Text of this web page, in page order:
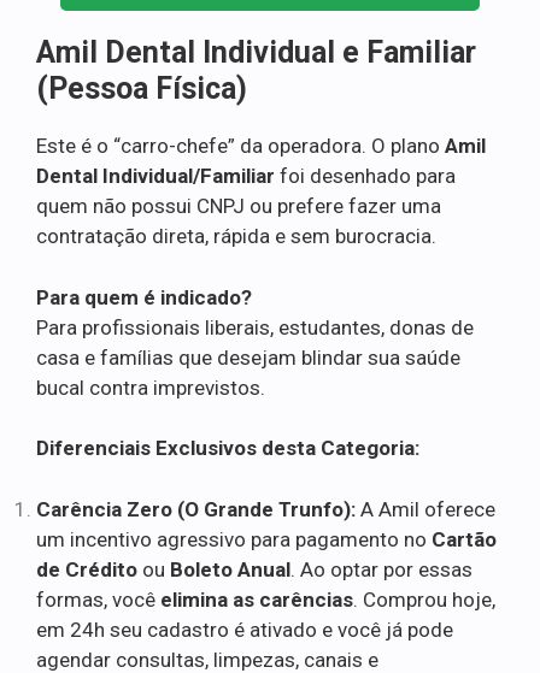
Amil Dental Individual e Familiar
(Pessoa Física)
Este é o “carro-chefe” da operadora. O plano Amil
Dental Individual/Familiar foi desenhado para
quem não possui CNPJ ou prefere fazer uma
contratação direta, rápida e sem burocracia.
Para quem é indicado?
Para profissionais liberais, estudantes, donas de
casa e famílias que desejam blindar sua saúde
bucal contra imprevistos.
Diferenciais Exclusivos desta Categoria:
Carência Zero (O Grande Trunfo): A Amil oferece
um incentivo agressivo para pagamento no Cartão
de Crédito ou Boleto Anual. Ao optar por essas
formas, você elimina as carências. Comprou hoje,
em 24h seu cadastro é ativado e você já pode
agendar consultas, limpezas, canais e